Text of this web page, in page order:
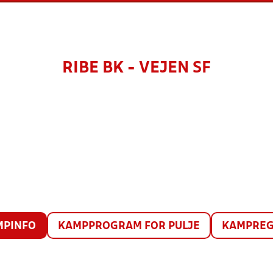
RIBE BK - VEJEN SF
KAMPPROGRAM FOR PULJE